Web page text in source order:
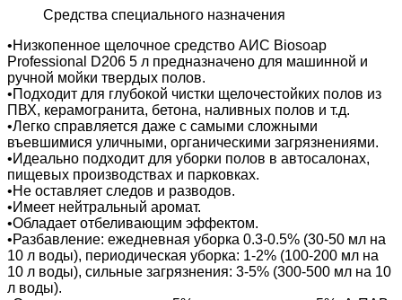
Средства специального назначения
•Низкопенное щелочное средство АИС Biosoap
Professional D206 5 л предназначено для машинной и
ручной мойки твердых полов.
•Подходит для глубокой чистки щелочестойких полов из
ПВХ, керамогранита, бетона, наливных полов и т.д.
•Легко справляется даже с самыми сложными
въевшимися уличными, органическими загрязнениями.
•Идеально подходит для уборки полов в автосалонах,
пищевых производствах и парковках.
•Не оставляет следов и разводов.
•Имеет нейтральный аромат.
•Обладает отбеливающим эффектом.
•Разбавление: ежедневная уборка 0.3-0.5% (30-50 мл на
10 л воды), периодическая уборка: 1-2% (100-200 мл на
10 л воды), сильные загрязнения: 3-5% (300-500 мл на 10
л воды).